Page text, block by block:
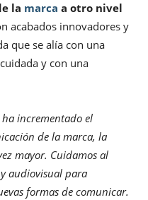
la marca a otro nivel
acabados innovadores y
que se alía con una
y con una
ha incrementado el
de la marca, la
mayor. Cuidamos al
audiovisual para
formas de comunicar.